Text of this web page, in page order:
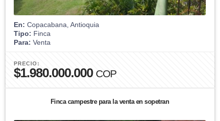
En: Copacabana, Antioquia
Tipo: Finca
Para: Venta
PRECIO:
$1.980.000.000 COP
Finca campestre para la venta en sopetran